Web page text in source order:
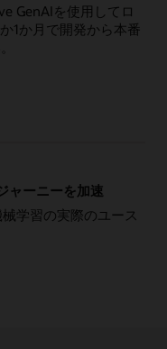
GenAIを使用してロ
1か月で開発から本番
ャーニーを加速
学習の実際のユース